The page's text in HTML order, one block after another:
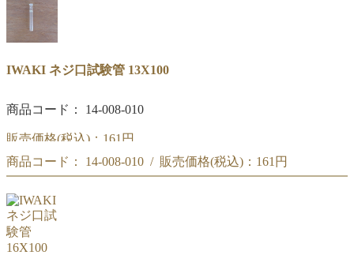
IWAKI ネジ口試験管 13X100
商品コード： 14-008-010
販売価格(税込)： 161円
(#070)IWAKI ネジ口試験管 13X100
商品コード： 14-008-010 / 販売価格(税込)： 161円
(#070)IWAKI ネジ口試験管 13X100